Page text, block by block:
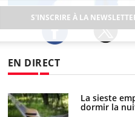
EN DIRECT
La sieste
dormir la
S'INSCRIRE À LA